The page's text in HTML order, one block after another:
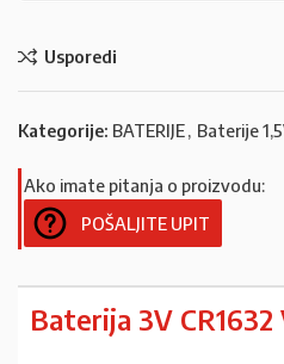
Usporedi
Kategorije: BATERIJE, Baterije
Ako imate pitanja o proizvodu:
POŠALJITE UPIT
Baterija 3V CR1632